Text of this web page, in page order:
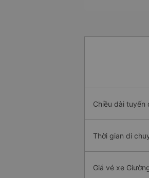
Chiều dài tuyến
Thời gian di
Giá vé xe